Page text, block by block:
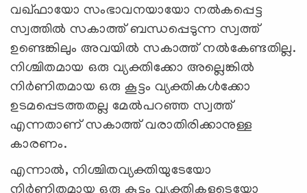
വഖ്ഫായോ സംഭാവനയായോ നല്‍കപ്പെട്ട
സ്വത്തില്‍ സകാത്ത് ബന്ധപ്പെടുന്ന സ്വത്ത്
ഉണ്ടെങ്കിലും അവയില്‍ സകാത്ത് നല്‍കേണ്ടതില്ല.
നിശ്ചിതമായ ഒരു വ്യക്തിക്കോ അല്ലെങ്കില്‍
നിര്‍ണിതമായ ഒരു കൂട്ടം വ്യക്തികള്‍ക്കോ
ഉടമപ്പെടത്തതല്ല മേല്‍പറഞ്ഞ സ്വത്ത്
എന്നതാണ് സകാത്ത് വരാതിരിക്കാനുള്ള
കാരണം.
എന്നാല്‍, നിശ്ചിതവ്യക്തിയുടേയോ